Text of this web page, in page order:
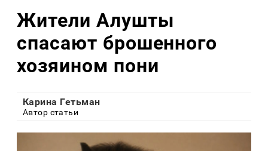
Жители Алушты
спасают брошенного
хозяином пони
Карина Гетьман
Автор статьи